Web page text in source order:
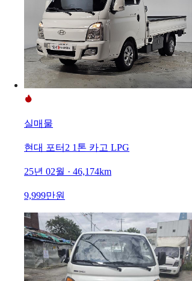
실매물
현대 포터2 1톤 카고 LPG
25년 02월 · 46,174km
9,999만원